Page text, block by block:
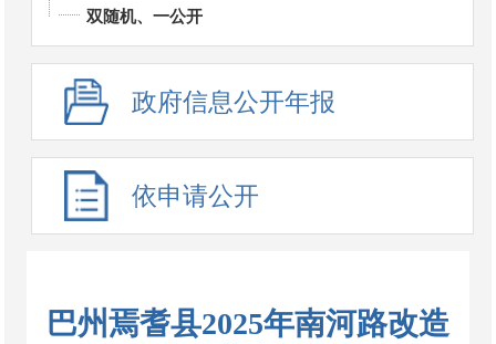
双随机、一公开
政府信息公开年报
依申请公开
巴州焉耆县2025年南河路改造